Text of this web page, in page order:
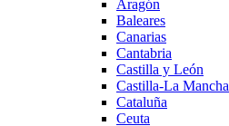
Aragón
Baleares
Canarias
Cantabria
Castilla y León
Castilla-La Mancha
Cataluña
Ceuta